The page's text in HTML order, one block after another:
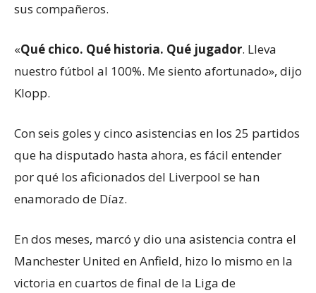
sus compañeros.
«Qué chico. Qué historia. Qué jugador. Lleva
nuestro fútbol al 100%. Me siento afortunado», dijo
Klopp.
Con seis goles y cinco asistencias en los 25 partidos
que ha disputado hasta ahora, es fácil entender
por qué los aficionados del Liverpool se han
enamorado de Díaz.
En dos meses, marcó y dio una asistencia contra el
Manchester United en Anfield, hizo lo mismo en la
victoria en cuartos de final de la Liga de